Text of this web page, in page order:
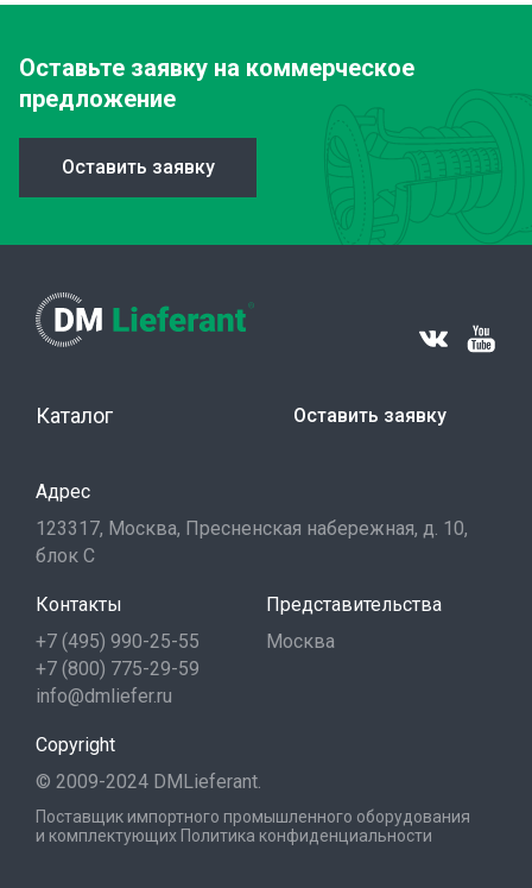
Оставьте заявку на коммерческое
предложение
Оставить заявку
Каталог Оставить заявку
Адрес
123317, Москва, Пресненская набережная, д. 10,
блок С
Контакты
+7 (495) 990-25-55
+7 (800) 775-29-59
info@dmliefer.ru
Представительства
Москва
Copyright
© 2009-2024 DMLieferant.
Поставщик импортного промышленного оборудования
и комплектующих Политика конфиденциальности